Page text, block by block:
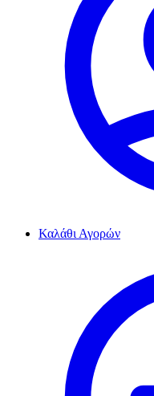
Καλάθι Αγορών